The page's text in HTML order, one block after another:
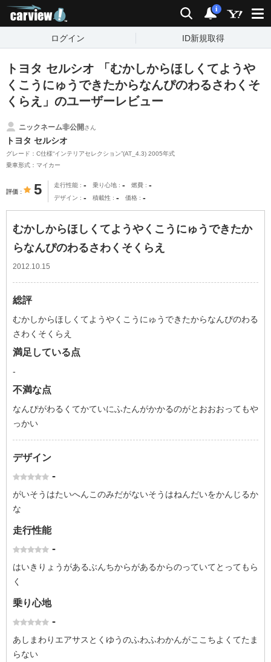
検索 通知
i
ログイン ID新規取得
トヨタ セルシオ 「むかしからほしくてようや
くこうにゅうできたからなんぴのわるさわくそ
くらえ」のユーザーレビュー
ニックネーム非公開さん
トヨタ セルシオ
グレード：C仕様“インテリアセレクション”(AT_4.3) 2005年式
乗車形式：マイカー
評価 5 走行性能 - 乗り心地 - 燃費 -
デザイン - 積載性 - 価格 -
むかしからほしくてようやくこうにゅうできたか
らなんぴのわるさわくそくらえ
2012.10.15
総評
むかしからほしくてようやくこうにゅうできたからなんぴのわる
さわくそくらえ
満足している点
-
不満な点
なんぴがわるくてかていにふたんがかかるのがとおおおってもや
っかい
デザイン
-
がいそうはたいへんこのみだがないそうはねんだいをかんじるか
な
走行性能
-
はいきりょうがあるぶんちからがあるからのっていてとってもら
く
乗り心地
-
あしまわりエアサスとくゆうのふわふわかんがここちよくてたま
らない